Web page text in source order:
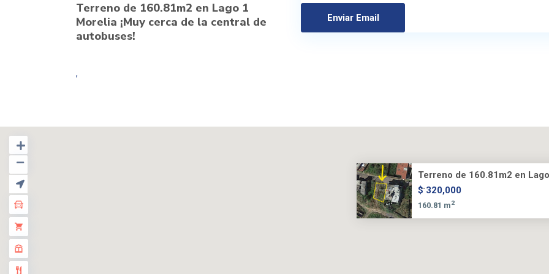
Terreno de 160.81m2 en Lago 1
Morelia ¡Muy cerca de la central de
autobuses!
,
Terreno de 160.81m2 en
...
$ 320,000
160.81 m2